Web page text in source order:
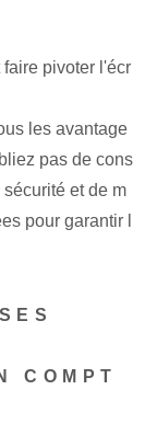
pivoter l'écr
les avantage
pas de cons
et de m
pour garantir l
COMPT